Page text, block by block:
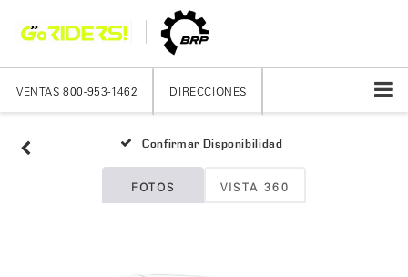
VENTAS 800-953-1462 DIRECCIONES
Confirmar Disponibilidad
FOTOS VISTA 360
Fotos No
Disponibles
Por favor, revise luego